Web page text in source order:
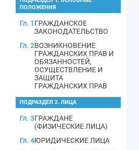
ПОЛОЖЕНИЯ
Гл. 1ГРАЖДАНСКОЕ
ЗАКОНОДАТЕЛЬСТВО
Гл. 2ВОЗНИКНОВЕНИЕ
ГРАЖДАНСКИХ ПРАВ И
ОБЯЗАННОСТЕЙ,
ОСУЩЕСТВЛЕНИЕ И
ЗАЩИТА
ГРАЖДАНСКИХ ПРАВ
ПОДРАЗДЕЛ 2. ЛИЦА
Гл. 3ГРАЖДАНЕ
(ФИЗИЧЕСКИЕ ЛИЦА)
Гл. 4ЮРИДИЧЕСКИЕ ЛИЦА